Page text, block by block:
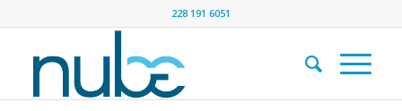
228 191 6051